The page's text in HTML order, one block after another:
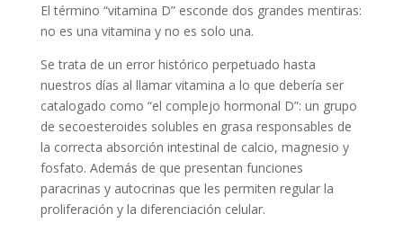
El término “vitamina D” esconde dos grandes mentiras:
no es una vitamina y no es solo una.
Se trata de un error histórico perpetuado hasta
nuestros días al llamar vitamina a lo que debería ser
catalogado como “el complejo hormonal D”: un grupo
de secoesteroides solubles en grasa responsables de
la correcta absorción intestinal de calcio, magnesio y
fosfato. Además de que presentan funciones
paracrinas y autocrinas que les permiten regular la
proliferación y la diferenciación celular.